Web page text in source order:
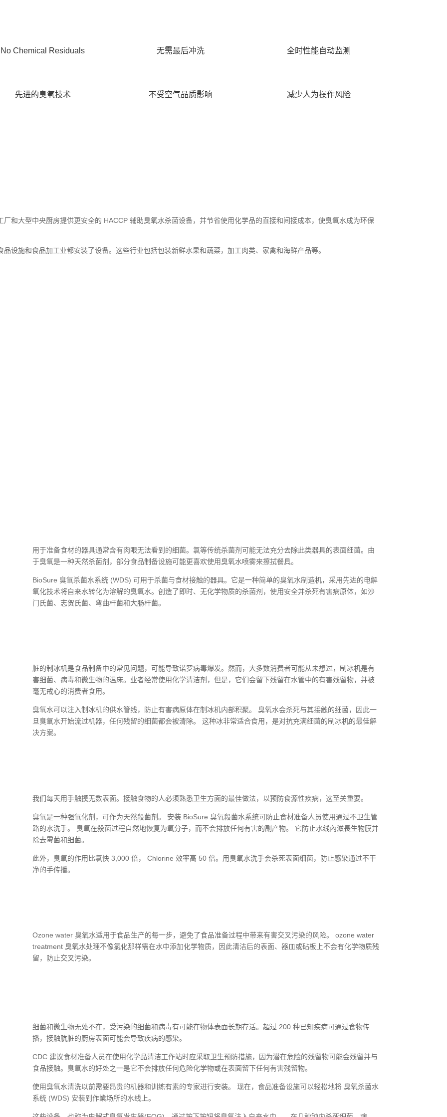
No Chemical Residuals
先进的臭氧技术
无需最后冲洗
不受空气品质影响
全时性能自动监测
减少人为操作风险
和大型中央厨房提供更安全的 HACCP 辅助臭氧水杀菌设备，并节省使用化学品的直接和间接成本，使臭氧水成为环保
设施和食品加工业都安装了设备。这些行业包括包装新鲜水果和蔬菜，加工肉类、家禽和海鲜产品等。
用于准备食材的器具通常含有肉眼无法看到的细菌。氯等传统杀菌剂可能无法充分去除此类器具的表面细菌。由
于臭氧是一种天然杀菌剂，部分食品制备设施可能更喜欢使用臭氧水喷雾来擦拭餐具。
BioSure 臭氧杀菌水系统 (WDS) 可用于杀菌与食材接触的器具。它是一种简单的臭氧水制造机，采用先进的电解
氧化技术将自来水转化为溶解的臭氧水。创造了即时、无化学物质的杀菌剂，使用安全并杀死有害病原体，如沙
门氏菌、志贺氏菌、弯曲杆菌和大肠杆菌。
脏的制冰机是食品制备中的常见问题，可能导致诺罗病毒爆发。然而，大多数消费者可能从未想过，制冰机是有
害细菌、病毒和微生物的温床。业者经常使用化学清洁剂，但是，它们会留下残留在水管中的有害残留物，并被
毫无戒心的消费者食用。
臭氧水可以注入制冰机的供水管线，防止有害病原体在制冰机内部积聚。 臭氧水会杀死与其接触的细菌，因此一
旦臭氧水开始流过机器，任何残留的细菌都会被清除。 这种冰非常适合食用，是对抗充满细菌的制冰机的最佳解
决方案。
我们每天用手触摸无数表面。接触食物的人必须熟悉卫生方面的最佳做法，以预防食源性疾病，这至关重要。
臭氧是一种强氧化剂，可作为天然殺菌剂。 安装 BioSure 臭氧殺菌水系统可防止食材准备人员使用通过不卫生管
路的水洗手。 臭氧在殺菌过程自然地恢复为氧分子，而不会排放任何有害的副产物。 它防止水线內滋長生物膜并
除去霉菌和细菌。
此外，臭氧的作用比氯快 3,000 倍， Chlorine 效率高 50 倍。用臭氧水洗手会杀死表面细菌，防止感染通过不干
净的手传播。
Ozone water臭氧水适用于食品生产的每一步，避免了食品准备过程中带来有害交叉污染的风险。 ozone water
treatment臭氧水处理不像氯化那样需在水中添加化学物质，因此清洁后的表面、器皿或砧板上不会有化学物质残
留，防止交叉污染。
细菌和微生物无处不在，受污染的细菌和病毒有可能在物体表面长期存活。超过 200 种已知疾病可通过食物传
播，接触肮脏的厨房表面可能会导致疾病的感染。
CDC 建议食材准备人员在使用化学品清洁工作站时应采取卫生预防措施，因为潜在危险的残留物可能会残留并与
食品接触。臭氧水的好处之一是它不会排放任何危险化学物或在表面留下任何有害残留物。
使用臭氧水清洗以前需要昂贵的机器和训练有素的专家进行安装。 现在，食品准备设施可以轻松地将臭氧杀菌水
系统(WDS) 安装到作業场所的水线上。